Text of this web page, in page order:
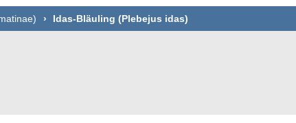
Idas-Bläuling (Plebejus idas)